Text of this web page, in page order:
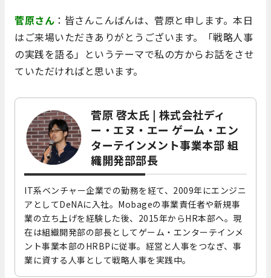
菅原さん ：皆さんこんばんは、菅原と申します。本日
はご来場いただきありがとうございます。「戦略人事
の実践を語る」というテーマで私の方からお話をさせ
ていただければと思います。
菅原 啓太氏 | 株式会社ディ
ー・エヌ・エー ゲーム・エン
ターテインメント事業本部 組
織開発部部長
IT系ベンチャー企業での勤務を経て、2009年にエンジニ
アとしてDeNAに入社。Mobageの事業責任者や新規事
業の立ち上げを経験した後、2015年からHR本部へ。現
在は組織開発部の部長としてゲーム・エンターテインメ
ント事業本部のHRBPに従事。経営と人事をつなぎ、事
業に資する人事として戦略人事を実践中。